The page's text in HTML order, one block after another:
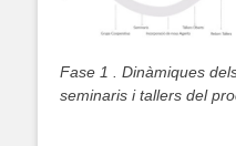
Fase 1 . Dinàmiques
seminaris i tallers del